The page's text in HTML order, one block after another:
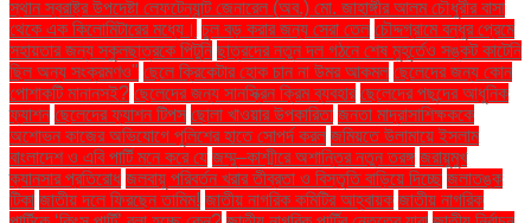
স্থান স্বরাষ্ট্র উপদেষ্টা লেফটেন্যান্ট জেনারেল (অব.) মো. জাহাঙ্গীর আলম চৌধুরীর বাসা
থেকে এক কিলোমিটারের মধ্যে। চুল বড় করার জন্য সেরা তেল চৌদ্দগ্রামে বন্ধুর প্রেমে
সহায়তার জন্য স্কুলছাত্রকে পিটুনি ছাত্রদের নতুন দল গঠনে শেষ মুহূর্তেও সঙ্কট কাটেনি
ছিল অন্য সংক্রমণও" ছেলে ক্রিকেটার হোক চান না উমর আকমল ছেলেদের জন্য কোন
পোশাকটি মানানসই? ছেলেদের জন্য সানস্ক্রিন ক্রিম ব্যবহার ছেলেদের পছন্দের আধুনিক
ফ্যাশন ছেলেদের ফ্যাশন টিপস ছোলা খাওয়ার উপকারিতা জনতা মাদ্রাসাশিক্ষককে
অশোভন কাজের অভিযোগে পুলিশের হাতে সোপর্দ করল জমিয়তে উলামায়ে ইসলাম
বাংলাদেশ ও এবি পার্টি মনে করে যে জম্মু–কাশ্মীরে অশান্তির নতুন তরঙ্গ জরায়ুমুখ
ক্যানসার প্রতিরোধ জলবায়ু পরিবর্তন খরার তীব্রতা ও বিস্তৃতি বাড়িয়ে দিচ্ছে জলাতঙ্ক
টিকা জাতীয় দলে ফিরছেন তামিম! জাতীয় নাগরিক কমিটির আহ্বায়ক জাতীয় নাগরিক